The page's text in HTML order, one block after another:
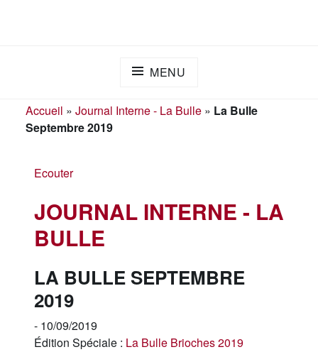
MENU
Accueil » Journal Interne - La Bulle» La Bulle
Septembre 2019
Ecouter
JOURNAL INTERNE - LA
BULLE
LA BULLE SEPTEMBRE
2019
- 10/09/2019
Édition Spéciale : La Bulle Brioches 2019